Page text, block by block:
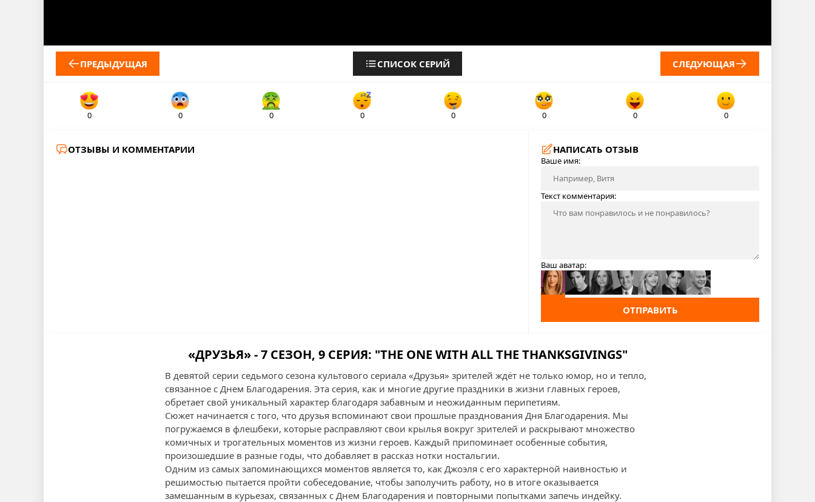
ПРЕДЫДУЩАЯ СПИСОК СЕРИЙ СЛЕДУЮЩАЯ
0 0 0 0 0 0 0 0
ОТЗЫВЫ И КОММЕНТАРИИ НАПИСАТЬ ОТЗЫВ
Ваше имя:
Текст комментария:
Ваш аватар:
ОТПРАВИТЬ
«ДРУЗЬЯ» - 7 СЕЗОН, 9 СЕРИЯ: "THE ONE WITH ALL THE THANKSGIVINGS"
В девятой серии седьмого сезона культового сериала «Друзья» зрителей ждёт не только юмор, но и тепло,
связанное с Днем Благодарения. Эта серия, как и многие другие праздники в жизни главных героев,
обретает свой уникальный характер благодаря забавным и неожиданным перипетиям.
Сюжет начинается с того, что друзья вспоминают свои прошлые празднования Дня Благодарения. Мы
погружаемся в флешбеки, которые расправляют свои крылья вокруг зрителей и раскрывают множество
комичных и трогательных моментов из жизни героев. Каждый припоминает особенные события,
произошедшие в разные годы, что добавляет в рассказ нотки ностальгии.
Одним из самых запоминающихся моментов является то, как Джоэля с его характерной наивностью и
решимостью пытается пройти собеседование, чтобы заполучить работу, но в итоге оказывается
замешанным в курьезах, связанных с Днем Благодарения и повторными попытками запечь индейку.